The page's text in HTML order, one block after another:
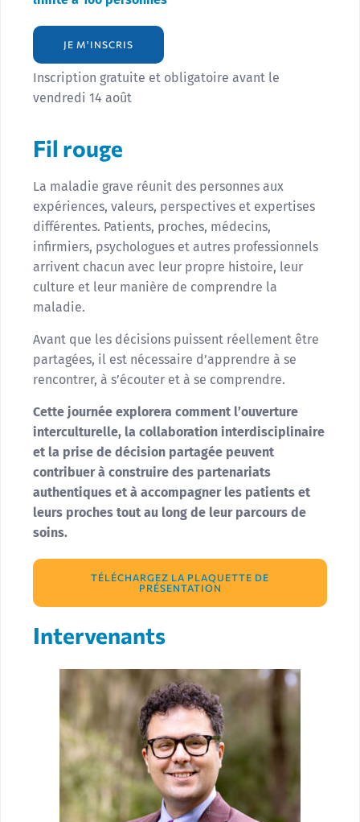
JE M'INSCRIS
Inscription gratuite et obligatoire avant le
vendredi 14 août
Fil rouge
La maladie grave réunit des personnes aux
expériences, valeurs, perspectives et expertises
différentes. Patients, proches, médecins,
infirmiers, psychologues et autres professionnels
arrivent chacun avec leur propre histoire, leur
culture et leur manière de comprendre la
maladie.
Avant que les décisions puissent réellement être
partagées, il est nécessaire d’apprendre à se
rencontrer, à s’écouter et à se comprendre.
Cette journée explorera comment l’ouverture
interculturelle, la collaboration interdisciplinaire
et la prise de décision partagée peuvent
contribuer à construire des partenariats
authentiques et à accompagner les patients et
leurs proches tout au long de leur parcours de
soins.
TÉLÉCHARGEZ LA PLAQUETTE DE
PRÉSENTATION
Intervenants